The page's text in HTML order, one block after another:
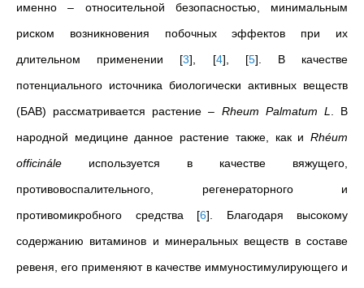
именно – относительной безопасностью, минимальным
риском возникновения побочных эффектов при их
длительном применении [3] [4] [5] . В качестве
потенциального источника биологически активных веществ
(БАВ) рассматривается растение – Rheum Palmatum L
. В
народной медицине данное растение также, как и Rhéum
officinále используется в качестве вяжущего,
противовоспалительного, регенераторного и
противомикробного средства [6] . Благодаря высокому
содержанию витаминов и минеральных веществ в составе
ревеня, его применяют в качестве иммуностимулирующего и